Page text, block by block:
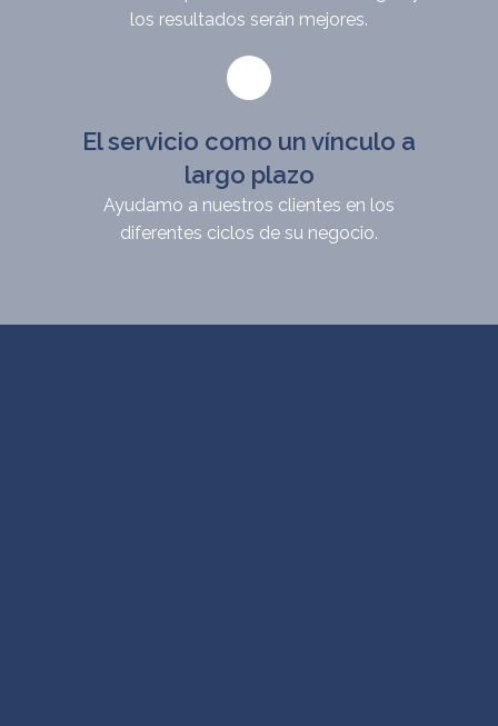
los resultados serán mejores.
El servicio como un vínculo a
largo plazo
Ayudamo a nuestros clientes en los
diferentes ciclos de su negocio.